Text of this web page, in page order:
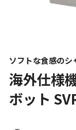
ソフトな食感の
海外仕様
ボット